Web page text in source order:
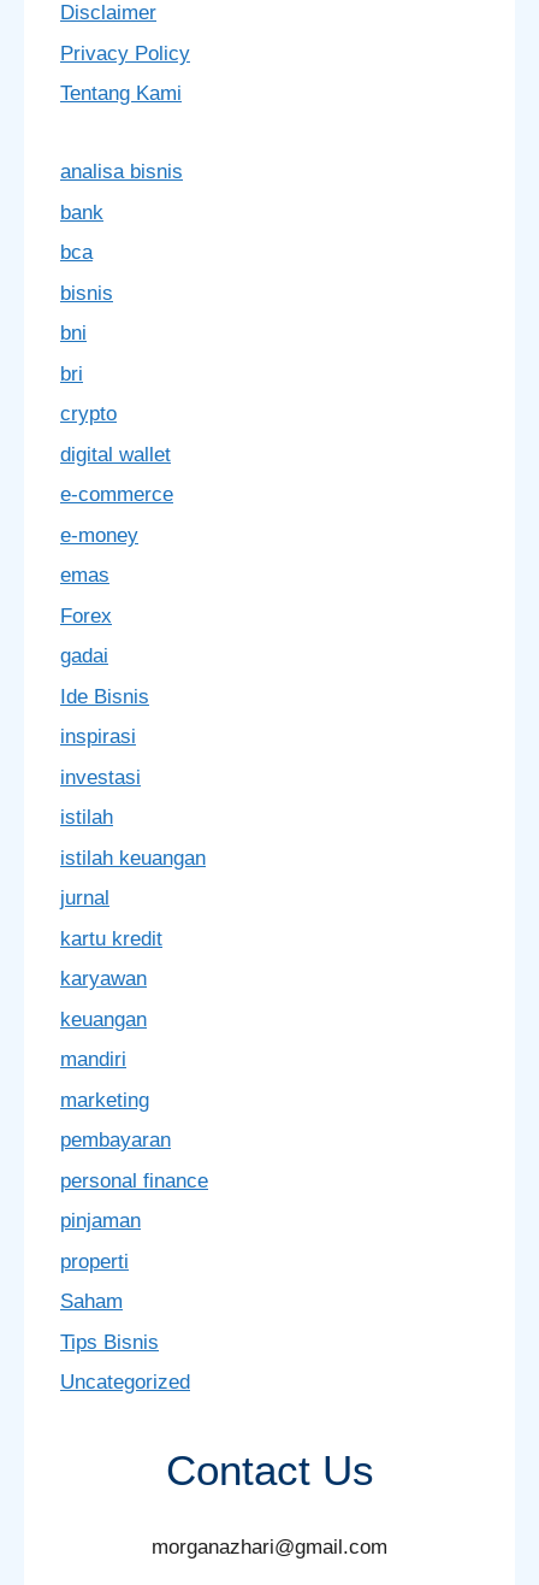
Disclaimer
Privacy Policy
Tentang Kami
analisa bisnis
bank
bca
bisnis
bni
bri
crypto
digital wallet
e-commerce
e-money
emas
Forex
gadai
Ide Bisnis
inspirasi
investasi
istilah
istilah keuangan
jurnal
kartu kredit
karyawan
keuangan
mandiri
marketing
pembayaran
personal finance
pinjaman
properti
Saham
Tips Bisnis
Uncategorized
Contact Us
morganazhari@gmail.com